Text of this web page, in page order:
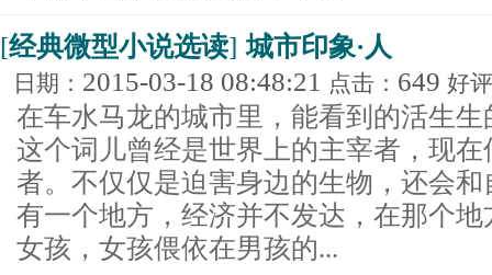
[经典微型小说选读] 城市印象·人
日期： 2015-03-18 08:48:21 点击： 649 好
在车水马龙的城市里，能看到的活生
这个词儿曾经是世界上的主宰者，现
者。不仅仅是迫害身边的生物，还会
有一个地方，经济并不发达，在那个
女孩，女孩偎依在男孩的...